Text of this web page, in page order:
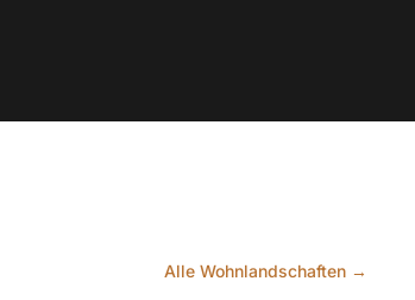
Alle Wohnlandschaften →